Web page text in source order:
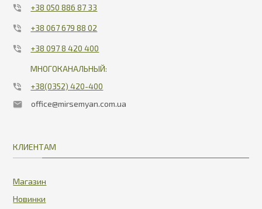
+38 050 886 87 33
+38 067 679 88 02
+38 097 8 420 400
МНОГОКАНАЛЬНЫЙ:
+38(0352) 420-400
office@mirsemyan.com.ua
КЛИЕНТАМ
Магазин
Новинки